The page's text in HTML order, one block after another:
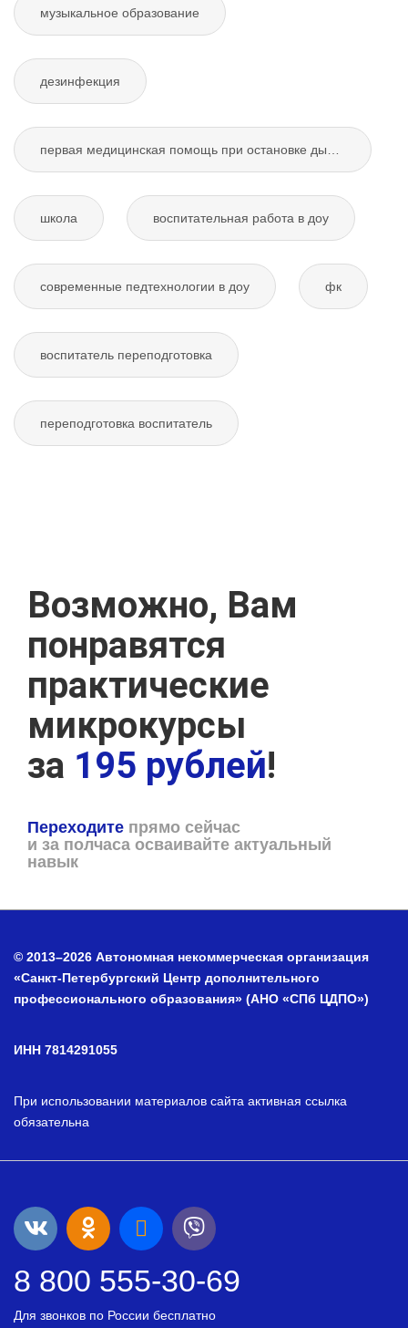
музыкальное образование
дезинфекция
школа воспитательная работа в доу
современные педтехнологии в доу фк
воспитатель переподготовка
переподготовка воспитатель
Возможно, Вам
понравятся
практические
микрокурсы
за 195 рублей!
Переходите прямо сейчас
и за полчаса осваивайте актуальный
навык
© 2013–2026 Автономная некоммерческая организация
«Санкт-Петербургский Центр дополнительного
профессионального образования» (АНО «СПб ЦДПО»)
ИНН 7814291055
При использовании материалов сайта активная ссылка
обязательна
8 800 555-30-69
Для звонков по России бесплатно